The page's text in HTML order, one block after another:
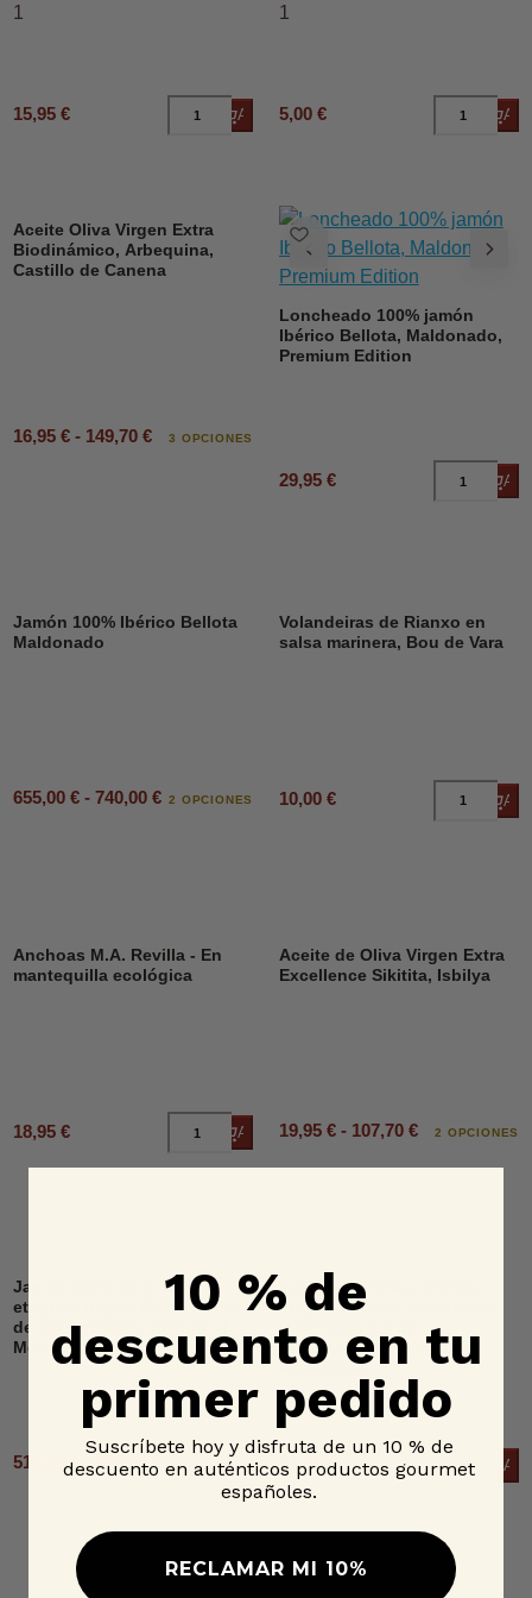
1
15,95 € Añadir al carrito
1
5,00 €
DESCUENTO
Aceite Oliva Virgen Extra
Biodinámico, Arbequina,
Castillo de Canena
16,95 € - 149,70 € 3 OPCIONES
Loncheado 100% jamón
Ibérico Bellota, Maldonado,
Premium Edition
29,95 €
Jamón 100% Ibérico Bellota
Maldonado
655,00 € - 740,00 € 2 OPCIONES
DESCUENTO23%
Volandeiras de Rianxo en
salsa marinera, Bou de Vara
10,00 €
Anchoas M.A. Revilla - En
mantequilla ecológica
18,95 € Añadir al carrito
Aceite de Oliva Virgen Extra
Excellence Sikitita, Isbilya
19,95 € - 107,70 € 2 OPCIONES
Jamón 100% raza ibérica,
etiqueta negra, D.O.P. Dehesa
de Extremadura, Señorío de
Montanera
515,00 € - 650,00 € 6 OPCIONES
Jamón 100% raza ibérica,
etiqueta negra, loncheado,
D.O.P. Dehesa de
Extremadura, Señorío de
Montanera
27,95 €
10 % de
descuento en tu
primer pedido
Suscríbete hoy y disfruta de un 10 % de
descuento en auténticos productos gourmet
españoles.
RECLAMAR MI 10%